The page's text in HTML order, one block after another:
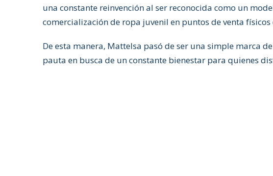
una constante reinvención al ser reconocida como un
comercialización de ropa juvenil en puntos de venta
De esta manera, Mattelsa pasó de ser una simple marca
pauta en busca de un constante bienestar para quienes